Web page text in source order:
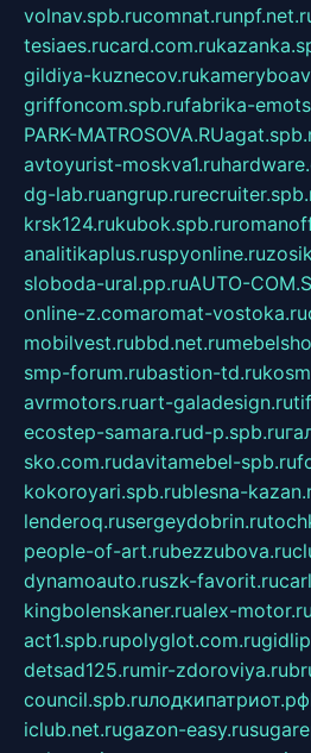
volnav.spb.rucomnat.ru
tesiaes.rucard.com.ru
gildiya-kuznecov.ru
griffoncom.spb.rufabrika-
PARK-MATROSOVA.RU
avtoyurist-moskva1.ru
dg-lab.ruangrup.ru
krsk124.rukubok.spb.ru
analitikaplus.ruspyonline.ru
sloboda-ural.pp.ruAUTO-
online-z.comaromat-vostoka.ru
mobilvest.rubbd.net.ru
smp-forum.rubastion-td.ru
avrmotors.ruart-galadesign.ru
ecostep-samara.rud-p.spb.ru
sko.com.rudavitamebel-spb.ru
kokoroyari.spb.rublesna-
lenderoq.rusergeydobrin.ru
people-of-art.rubezzubova.ru
dynamoauto.ruszk-favorit.ru
kingbolenskaner.rualex-motor.ru
act1.spb.rupolyglot.com.ru
detsad125.rumir-zdoroviya.ru
council.spb.ruлодкипатриот.рф
iclub.net.rugazon-easy.ru